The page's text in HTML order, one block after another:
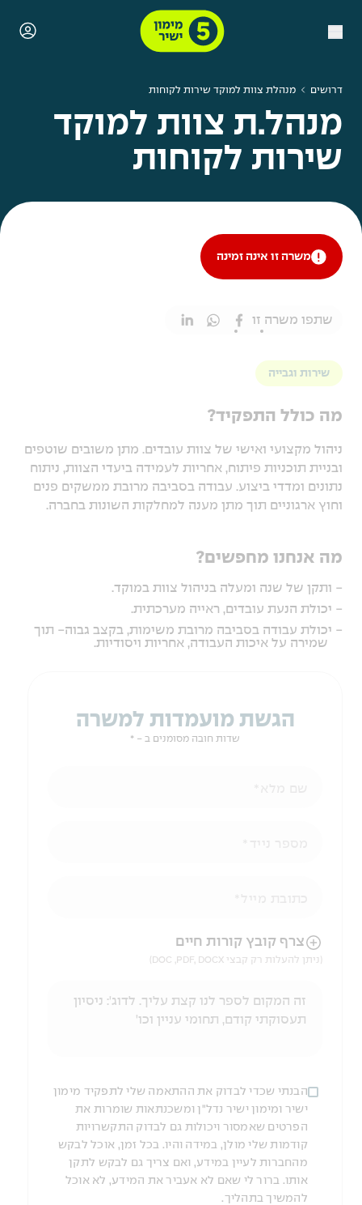
דרושים מנהלת צוות למוקד שירות לקוחות
מנהל.ת צוות למוקד
שירות לקוחות
משרה זו אינה זמינה
שתפו משרה זו
שירות וגבייה
מה כולל התפקיד?
ניהול מקצועי ואישי של צוות עובדים. מתן משובים שוטפים
ובניית תוכניות פיתוח, אחריות לעמידה ביעדי הצוות, ניתוח
נתונים ומדדי ביצוע. עבודה בסביבה מרובת ממשקים פנים
וחוץ ארגוניים תוך מתן מענה למחלקות השונות בחברה.
מה אנחנו מחפשים?
- ותקן של שנה ומעלה בניהול צוות במוקד.
- יכולת הנעת עובדים, ראייה מערכתית.
- יכולת עבודה בסביבה מרובת משימות, בקצב גבוה- תוך
שמירה על איכות העבודה, אחריות ויסודיות.
הגשת מועמדות למשרה
שדות חובה מסומנים ב - *
הניווט לאחר העלאת הקובץ באמצעות מקש ה-TAB
צרף קובץ קורות חיים
(ניתן להעלות רק קבצי DOC ,PDF, DOCX)
הבנתי שכדי לבדוק את ההתאמה שלי לתפקיד מימון
ישיר ומימון ישיר נדל"ן ומשכנתאות שומרות את
הפרטים שאמסור ויכולות גם לבדוק התקשרויות
קודמות שלי מולן, במידה והיו. בכל זמן, אוכל לבקש
מהחברות לעיין במידע, ואם צריך גם לבקש לתקן
אותו. ברור לי שאם לא אעביר את המידע, לא אוכל
להמשיך בתהליך.